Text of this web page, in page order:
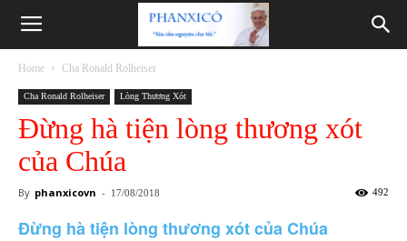
Phanxicô
Home Cha Ronald Rolheiser
Cha Ronald Rolheiser Lòng Thương Xót
Đừng hà tiện lòng thương xót
của Chúa
By phanxicovn - 17/08/2018 492
Đừng hà tiện lòng thương xót của Chúa